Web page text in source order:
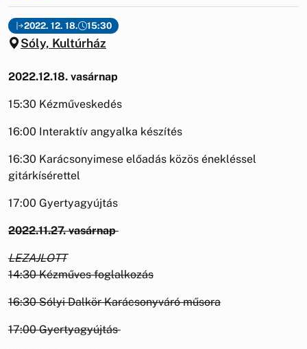
2022. 12. 18. 15:30
Sóly, Kultúrház
2022.12.18. vasárnap
15:30 Kézműveskedés
16:00 Interaktív angyalka készítés
16:30 Karácsonyimese előadás közös énekléssel
gitárkísérettel
17:00 Gyertyagyújtás
2022.11.27. vasárnap
LEZAJLOTT
14:30 Kézműves foglalkozás
16:30 Sólyi Dalkör Karácsonyváró műsora
17:00 Gyertyagyújtás